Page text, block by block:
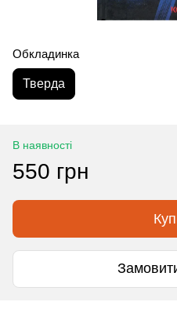
Обкладинка
Тверда
В наявності
550 грн